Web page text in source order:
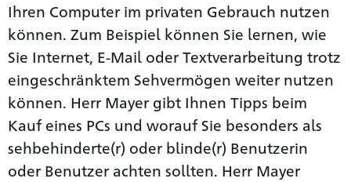
Ihren Computer im privaten Gebrauch nutzen
können. Zum Beispiel können Sie lernen, wie
Sie Internet, E-Mail oder Textverarbeitung trotz
eingeschränktem Sehvermögen weiter nutzen
können. Herr Mayer gibt Ihnen Tipps beim
Kauf eines PCs und worauf Sie besonders als
sehbehinderte(r) oder blinde(r) Benutzerin
oder Benutzer achten sollten. Herr Mayer